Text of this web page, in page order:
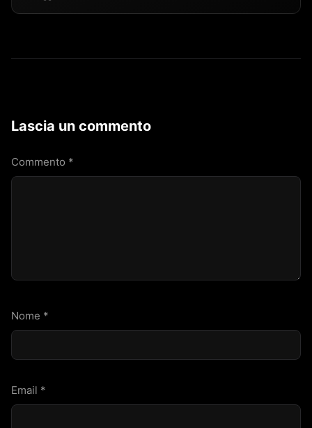
Lascia un commento
Commento *
Nome *
Email *